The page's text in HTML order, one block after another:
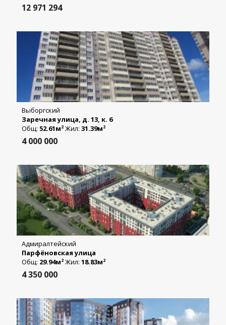
12 971 294
Выборгский
Заречная улица, д. 13, к. 6
Общ: 52.61м2 Жил: 31.39м2
4 000 000
Адмиралтейский
Парфёновская улица
Общ: 29.94м2 Жил: 18.83м2
4 350 000